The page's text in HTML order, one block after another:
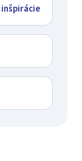
inšpirácie